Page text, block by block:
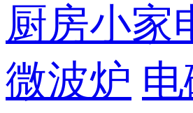
厨房小家
微波炉